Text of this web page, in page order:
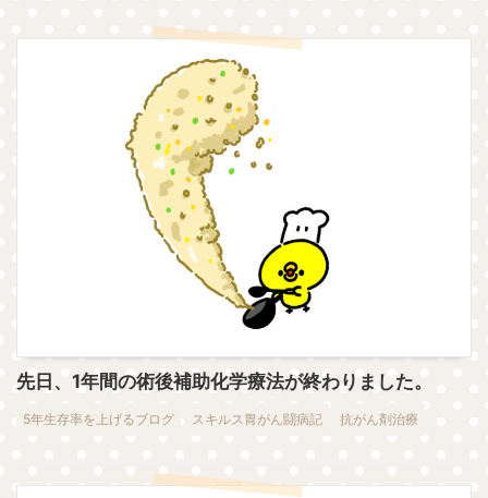
先日、1年間の術後補助化学療法が終わりました。
5年生存率を上げるブログ スキルス胃がん闘病記 抗がん剤治療